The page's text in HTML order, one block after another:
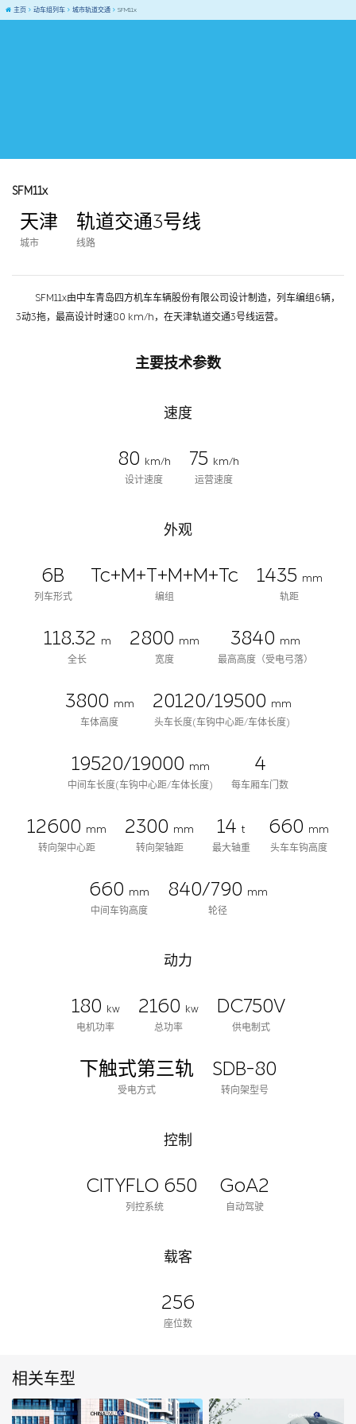
主页 动车组列车 城市轨道交通 SFM11x
SFM11x
天津
城市
轨道交通3号线
线路
SFM11x由中车青岛四方机车车辆股份有限公司设计制造，列车编组6辆，
3动3拖，最高设计时速80 km/h，在天津轨道交通3号线运营。
主要技术参数
速度
80
km/h
设计速度
75
km/h
运营速度
外观
6B
列车形式
Tc+M+T+M+M+Tc
编组
1435 mm
轨距
118.32
m
全长
2800 mm
宽度
3840 mm
最高高度（受电弓落）
3800 mm
车体高度
20120/19500 mm
头车长度(车钩中心距/车体长度)
19520/19000 mm
中间车长度(车钩中心距/车体长度)
4
每车厢车门数
12600 mm
转向架中心距
2300 mm
转向架轴距
14 t
最大轴重
660 mm
头车车钩高度
660 mm
中间车钩高度
840/790 mm
轮径
动力
180
kw
电机功率
2160
kw
总功率
DC750V
供电制式
下触式第三轨
受电方式
SDB-80
转向架型号
控制
CITYFLO 650
列控系统
GoA2
自动驾驶
载客
256
座位数
相关车型